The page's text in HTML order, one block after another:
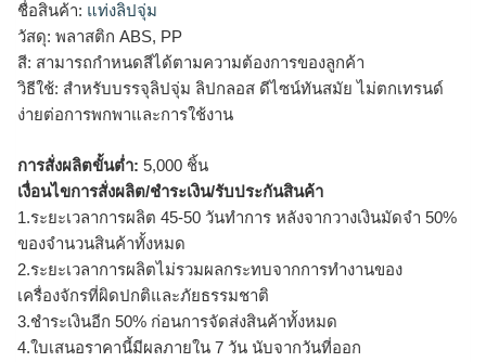
ชื่อสินค้า: แท่งลิปจุ่ม
วัสดุ: พลาสติก ABS, PP
สี: สามารถกำหนดสีได้ตามความต้องการของลูกค้า
วิธีใช้: สำหรับบรรจุลิปจุ่ม ลิปกลอส ดีไซน์ทันสมัย ไม่ตกเทรนด์
ง่ายต่อการพกพาและการใช้งาน
การสั่งผลิตขั้นต่ำ: 5,000 ชิ้น
เงื่อนไขการสั่งผลิต/ชำระเงิน/รับประกันสินค้า
1.ระยะเวลาการผลิต 45-50 วันทำการ หลังจากวางเงินมัดจำ 50%
ของจำนวนสินค้าทั้งหมด
2.ระยะเวลาการผลิตไม่รวมผลกระทบจากการทำงานของ
เครื่องจักรที่ผิดปกติและภัยธรรมชาติ
3.ชำระเงินอีก 50% ก่อนการจัดส่งสินค้าทั้งหมด
4.ใบเสนอราคานี้มีผลภายใน 7 วัน นับจากวันที่ออก